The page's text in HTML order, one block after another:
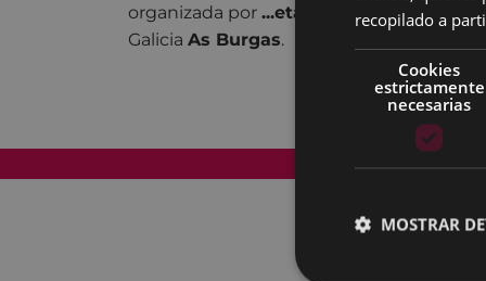
organizada por ...eta Kitto!y Queimada
Galicia As Burgas.
Mapa del Sitio
recopilado a
Cookies
estrictamente
necesarias
MOSTRAR